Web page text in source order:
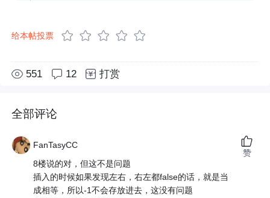
给本帖投票
551 12 打赏
全部评论
FanTasyCC
8楼说的对，但这不是问题
插入的时候如果发现左右，右左都false的话，就是当
成相等，所以-1不会存放进去，这没有问题
赞